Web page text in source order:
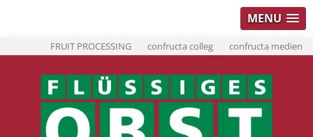
MENU
FRUIT PROCESSING confructa colleg confructa medien